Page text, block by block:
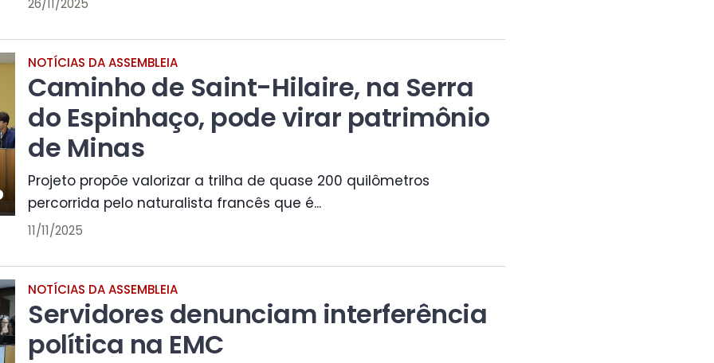
26/11/2025
NOTÍCIAS DA ASSEMBLEIA
Caminho de Saint-Hilaire, na Serra
do Espinhaço, pode virar patrimônio
de Minas
Projeto propõe valorizar a trilha de quase 200 quilômetros
percorrida pelo naturalista francês que é...
11/11/2025
NOTÍCIAS DA ASSEMBLEIA
Servidores denunciam interferência
política na EMC